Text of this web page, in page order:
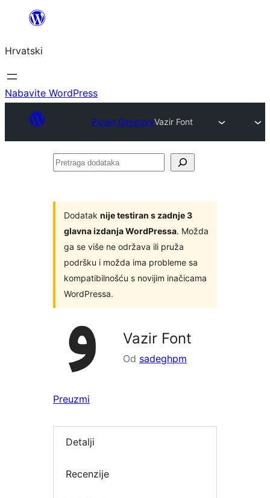
Skoči
sadržaja
Hrvatski
Nabavite WordPress
Plugin DirectoryVazir Font
Pretraga
Dodatak nije testiran s zadnje 3
glavna izdanja WordPressa. Možda
ga se više ne održava ili pruža
podršku i možda ima probleme sa
kompatibilnošću s novijim inačicama
WordPressa.
Vazir Font
Od sadeghpm
Preuzmi
Detalji
Recenzije